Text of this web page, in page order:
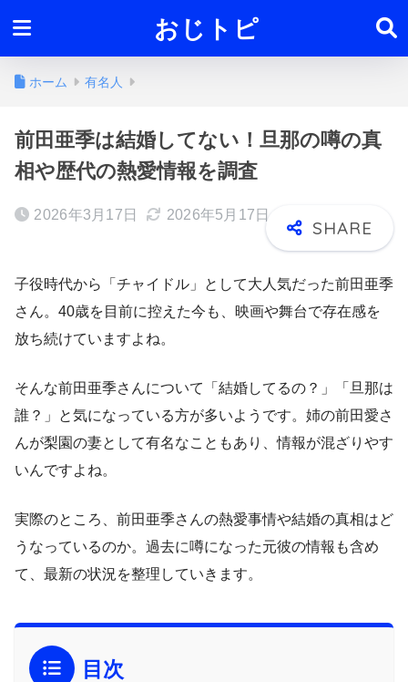
おじトピ
ホーム 有名人
前田亜季は結婚してない！旦那の噂の真
相や歴代の熱愛情報を調査
2026年3月17日 2026年5月17日
子役時代から「チャイドル」として大人気だった前田亜季
さん。40歳を目前に控えた今も、映画や舞台で存在感を
放ち続けていますよね。
そんな前田亜季さんについて「結婚してるの？」「旦那は
誰？」と気になっている方が多いようです。姉の前田愛さ
んが梨園の妻として有名なこともあり、情報が混ざりやす
いんですよね。
実際のところ、前田亜季さんの熱愛事情や結婚の真相はど
うなっているのか。過去に噂になった元彼の情報も含め
て、最新の状況を整理していきます。
目次